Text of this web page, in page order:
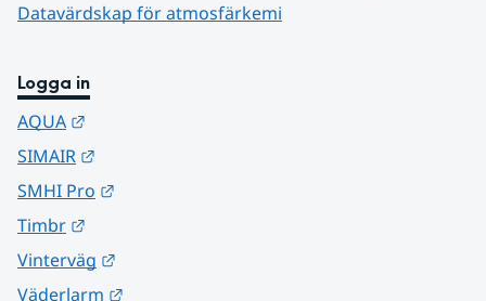
Datavärdskap för atmosfärkemi
Logga in
AQUA
SIMAIR
SMHI Pro
Timbr
Vinterväg
Väderlarm